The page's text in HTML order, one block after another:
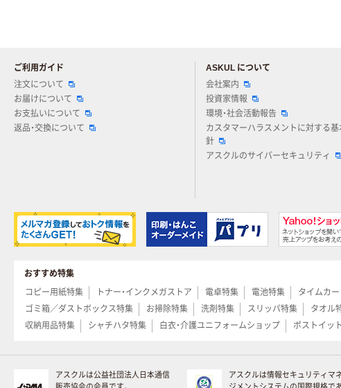
ご利用ガイド
注文について
お届けについて
お支払いについて
返品・交換について
ASKUL について
会社案内
投資家情報
環境・社会活動報告
カスタマーハラスメントに対する基
針
アスクルのサイバーセキュリティ
おすすめ特集
コピー用紙特集
トナー・インクメガストア 電卓特集 電池特集 タイムカ
ゴミ箱／ダストボックス特集
お掃除特集 洗剤特集 スリッパ特集 タオル
収納用品特集
シャチハタ特集 白衣・介護ユニフォームショップ ポストイッ
アスクルは公益社団法人日本通信
アスクルは情報セキュリティマ